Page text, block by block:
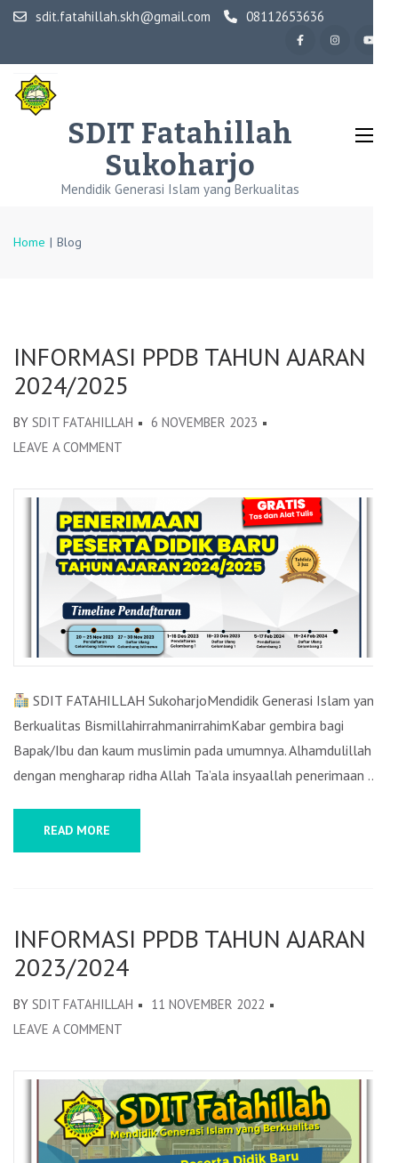
Skip
content
(Press
Enter)
sdit.fatahillah.skh@gmail.com 08112653636
SDIT Fatahillah
Sukoharjo
Mendidik Generasi Islam yang Berkualitas
Home | Blog
INFORMASI PPDB TAHUN AJARAN
2024/2025
BY SDIT FATAHILLAH
6 NOVEMBER 2023
LEAVE A COMMENT
PPDB
TAHUN
AJARAN
2024/2025
SDIT FATAHILLAH SukoharjoMendidik Generasi Islam yang
Berkualitas BismillahirrahmanirrahimKabar gembira bagi
Bapak/Ibu dan kaum muslimin pada umumnya. Alhamdulillah
dengan mengharap ridha Allah Ta’ala insyaallah penerimaan …
READ MORE
INFORMASI PPDB TAHUN AJARAN
2023/2024
BY SDIT FATAHILLAH
11 NOVEMBER 2022
LEAVE A COMMENT
PPDB
TAHUN
AJARAN
2023/2024